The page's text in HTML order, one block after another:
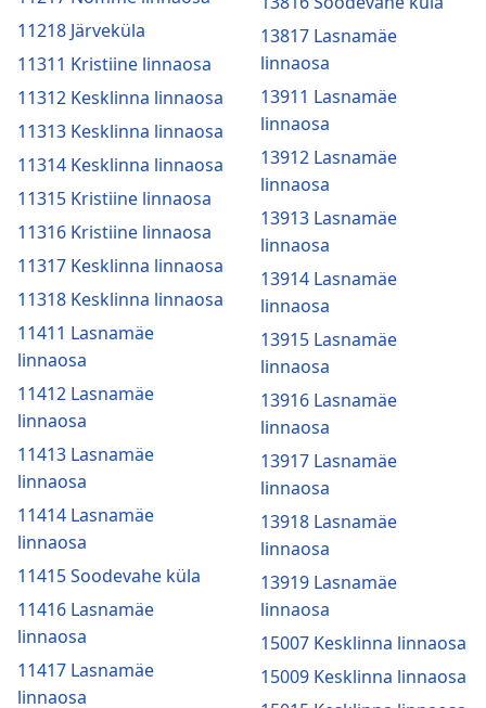
11218 Järveküla
11311 Kristiine linnaosa
11312 Kesklinna linnaosa
11313 Kesklinna linnaosa
11314 Kesklinna linnaosa
11315 Kristiine linnaosa
11316 Kristiine linnaosa
11317 Kesklinna linnaosa
11318 Kesklinna linnaosa
11411 Lasnamäe
linnaosa
11412 Lasnamäe
linnaosa
11413 Lasnamäe
linnaosa
11414 Lasnamäe
linnaosa
11415 Soodevahe küla
11416 Lasnamäe
linnaosa
11417 Lasnamäe
linnaosa
13817 Lasnamäe
linnaosa
13911 Lasnamäe
linnaosa
13912 Lasnamäe
linnaosa
13913 Lasnamäe
linnaosa
13914 Lasnamäe
linnaosa
13915 Lasnamäe
linnaosa
13916 Lasnamäe
linnaosa
13917 Lasnamäe
linnaosa
13918 Lasnamäe
linnaosa
13919 Lasnamäe
linnaosa
15007 Kesklinna linnaosa
15009 Kesklinna linnaosa